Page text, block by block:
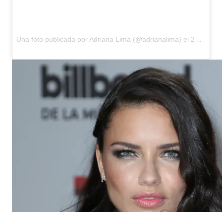
Una foto publicada por Adriana Lima (@adrianalima) el 28 de Abr de 2016 a la(s) 5:46 PDT